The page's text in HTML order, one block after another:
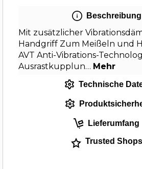
Beschreibung
Mit zusätzlicher
Handgriff Zum Meißeln und
AVT Anti-Vibrations-
Ausrastkupplun… Mehr
Technische
Lieferumfang
Trusted Shops